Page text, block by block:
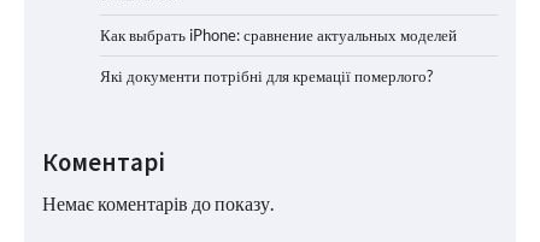
Как выбрать iPhone: сравнение актуальных моделей
Які документи потрібні для кремації померлого?
Коментарі
Немає коментарів до показу.